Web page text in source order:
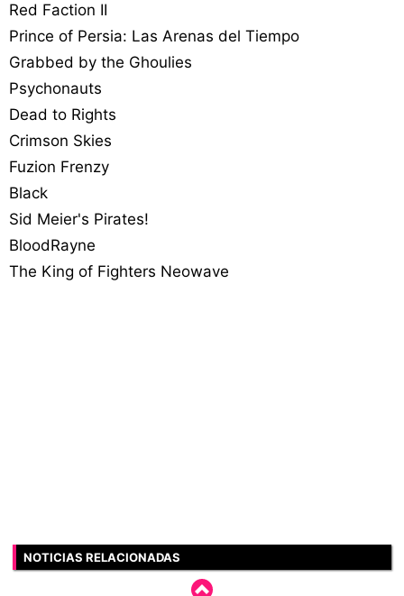
Red Faction II
Prince of Persia: Las Arenas del Tiempo
Grabbed by the Ghoulies
Psychonauts
Dead to Rights
Crimson Skies
Fuzion Frenzy
Black
Sid Meier's Pirates!
BloodRayne
The King of Fighters Neowave
NOTICIAS RELACIONADAS